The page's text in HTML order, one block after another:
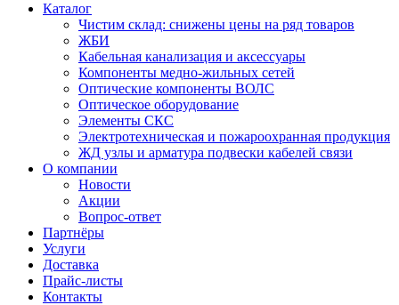
Каталог
Чистим склад: снижены цены на ряд товаров
ЖБИ
Кабельная канализация и аксессуары
Компоненты медно-жильных сетей
Оптические компоненты ВОЛС
Оптическое оборудование
Элементы СКС
Электротехническая и пожароохранная продукция
ЖД узлы и арматура подвески кабелей связи
О компании
Новости
Акции
Вопрос-ответ
Партнёры
Услуги
Доставка
Прайс-листы
Контакты